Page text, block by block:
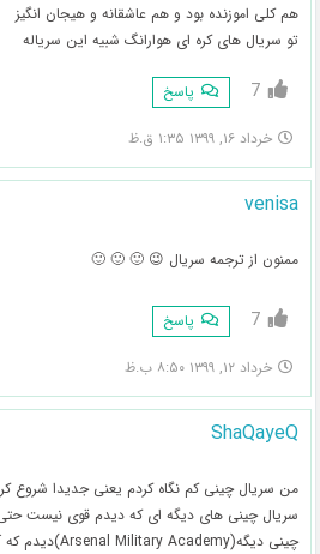
هم کلی اموزنده بود و هم عاشقانه و هیجان انگیز
تو سریال های کره ای هوارانگ شبیه این سریاله
7 پاسخ
خرداد ۱۶, ۱۳۹۹ ۱:۳۵ ق.ظ
venisa
ممنون از ترجمه سريال 😉 🙂 🙂 🙂
7 پاسخ
خرداد ۱۲, ۱۳۹۹ ۸:۵۰ ب.ظ
ShaQayeQ
من سریال چینی کم نگاه کردم یعنی جدیدا شروع
سریال چینی های دیگه ای که دیدم قوی نیست
چینی دیگه(Arsenal Military Academy)دیدم که آرسنال به نظرم فوق‌العاره تره